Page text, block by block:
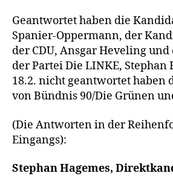
Geantwortet haben die
Spanier-Oppermann, der
der CDU, Ansgar Heveling
der Partei Die LINKE, Stephan
18.2. nicht geantwortet haben
von Bündnis 90/Die Grünen
(Die Antworten in der
Eingangs):
Stephan Hagemes,